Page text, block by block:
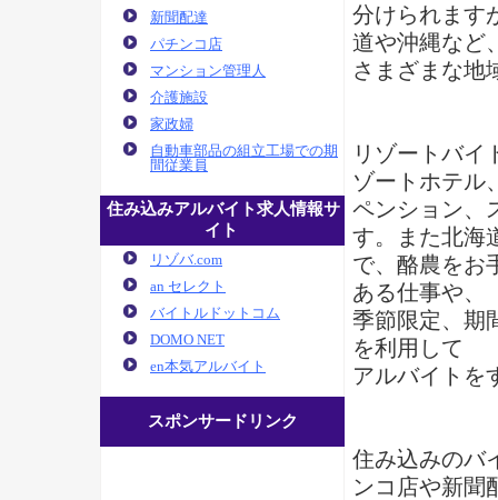
新聞配達
パチンコ店
マンション管理人
介護施設
家政婦
自動車部品の組立工場での期
間従業員
住み込みアルバイト求人情報サ
イト
リゾバ.com
an セレクト
バイトルドットコム
DOMO NET
en本気アルバイト
スポンサードリンク
分けられます
道や沖縄など
さまざまな地
リゾートバイ
ゾートホテル
ペンション、
す。また北海
で、酪農をお
ある仕事や、
季節限定、期
を利用して
アルバイトを
住み込みのバ
ンコ店や新聞